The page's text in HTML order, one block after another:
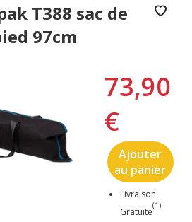
T388 sac de
97cm
73,90
€
Ajouter
au panier
Livraison
Gratuite
(1)